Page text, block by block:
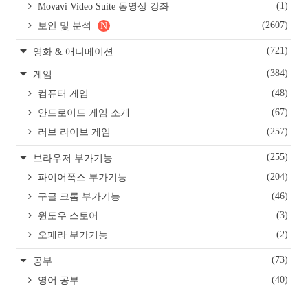
Movavi Video Suite 동영상 강좌
(1)
보안 및 분석
(2607)
N
영화 & 애니메이션 (721)
게임
(384)
컴퓨터 게임
(48)
안드로이드 게임 소개
(67)
러브 라이브 게임
(257)
브라우저 부가기능
(255)
파이어폭스 부가기능
(204)
구글 크롬 부가기능
(46)
윈도우 스토어
(3)
오페라 부가기능
(2)
공부
(73)
영어 공부
(40)